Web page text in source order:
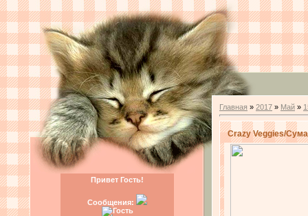
Привет Гость!
Сообщения:
Главная » 2017 » Май »
Crazy Veggies/